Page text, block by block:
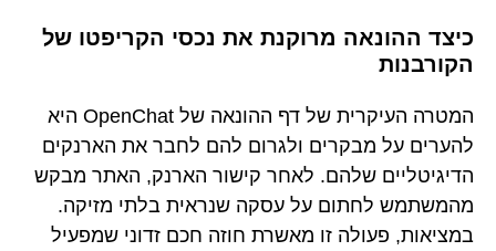
כיצד ההונאה מרוקנת את נכסי הקריפטו של
הקורבנות
המטרה העיקרית של דף ההונאה של OpenChat היא
להערים על מבקרים ולגרום להם לחבר את הארנקים
הדיגיטליים שלהם. לאחר קישור הארנק, האתר מבקש
מהמשתמש לחתום על עסקה שנראית בלתי מזיקה.
במציאות, פעולה זו מאשרת חוזה חכם זדוני שמפעיל